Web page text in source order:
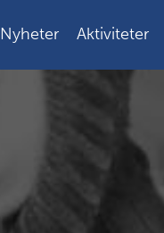
Nyheter Aktiviteter